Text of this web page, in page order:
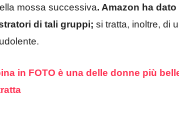
mossa successiva. Amazon ha
di tali gruppi; si tratta, inoltre, di
in FOTO è una delle donne più